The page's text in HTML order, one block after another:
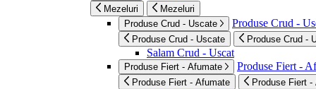
Mezeluri
Mezeluri
Produse Crud - Uscate
Produse Crud -
Produse Crud - Uscate Produse Crud -
Salam Crud - Uscat
Produse Fiert - Afumate Produse Fiert -
Produse Fiert - Afumate Produse Fiert -